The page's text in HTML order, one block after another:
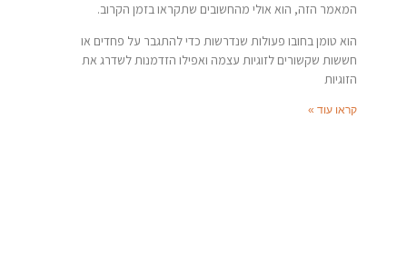
המאמר הזה, הוא אולי מהחשובים שתקראו בזמן הקרוב.
הוא טומן בחובו פעולות שנדרשות כדי להתגבר על פחדים או
חששות שקשורים לזוגיות עצמה ואפילו הזדמנות לשדרג את
הזוגיות
קראו עוד »